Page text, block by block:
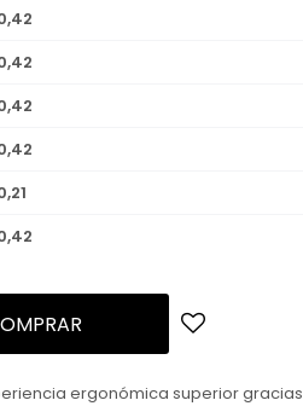
ergonómica superior gracias